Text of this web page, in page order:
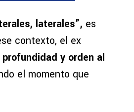
laterales”, es
contexto, el ex
y orden al
el momento que